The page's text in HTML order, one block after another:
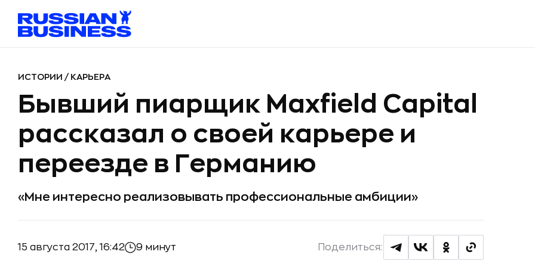
ИСТОРИИ / КАРЬЕРА
Бывший пиарщик Maxfield Capital
рассказал о своей карьере и
переезде в Германию
«Мне интересно реализовывать профессиональные амбиции»
15 августа 2017, 16:42 9 минут Поделиться: